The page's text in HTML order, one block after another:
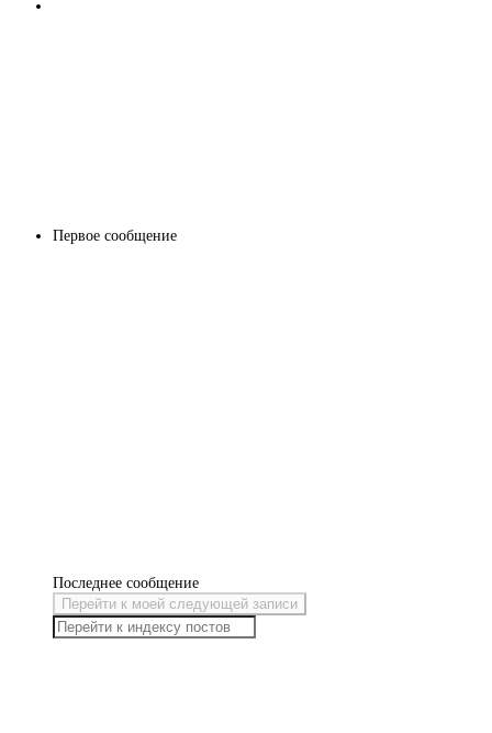
Первое сообщение
Последнее сообщение
Перейти к моей следующей записи